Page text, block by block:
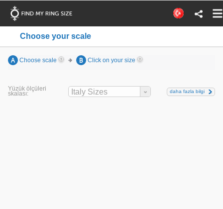
Choose your scale
A Choose scale B Click on your size
Yüzük ölçüleri
skalası: Italy Sizes daha fazla bilgi